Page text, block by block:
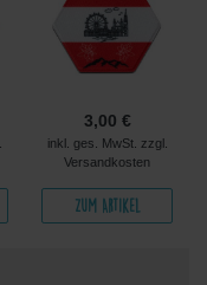
3,00 €
inkl. ges. MwSt. zzgl.
Versandkosten
Zum Artikel